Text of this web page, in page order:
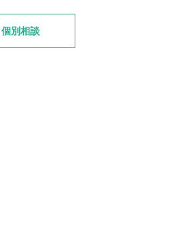
個別相談